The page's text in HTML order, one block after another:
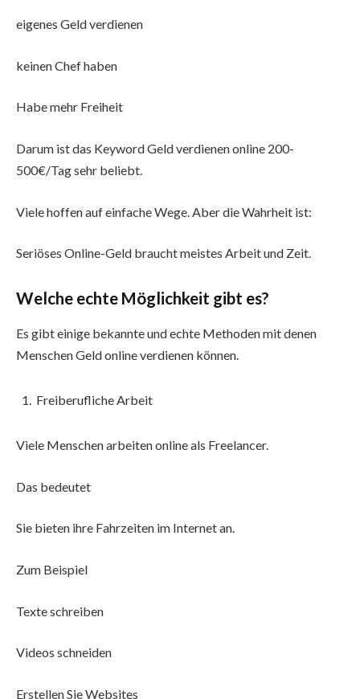
eigenes Geld verdienen
keinen Chef haben
Habe mehr Freiheit
Darum ist das Keyword Geld verdienen online 200-
500€/Tag sehr beliebt.
Viele hoffen auf einfache Wege. Aber die Wahrheit ist:
Seriöses Online-Geld braucht meistes Arbeit und Zeit.
Welche echte Möglichkeit gibt es?
Es gibt einige bekannte und echte Methoden mit denen
Menschen Geld online verdienen können.
Freiberufliche Arbeit
Viele Menschen arbeiten online als Freelancer.
Das bedeutet
Sie bieten ihre Fahrzeiten im Internet an.
Zum Beispiel
Texte schreiben
Videos schneiden
Erstellen Sie Websites